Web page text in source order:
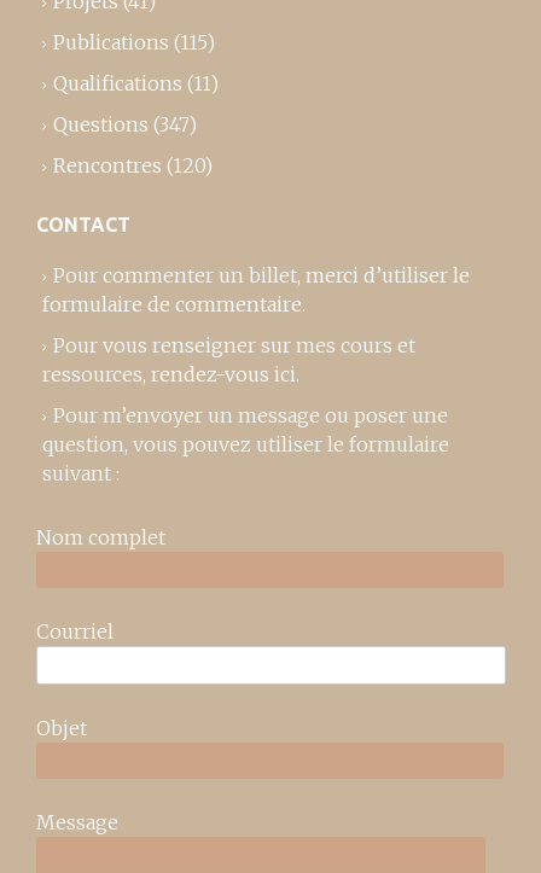
Publications (115)
Qualifications (11)
Questions (347)
Rencontres (120)
CONTACT
Pour commenter un billet, merci d’utiliser le
formulaire de commentaire.
Pour vous renseigner sur mes cours et
ressources, rendez-vous ici.
Pour m’envoyer un message ou poser une
question, vous pouvez utiliser le formulaire
suivant :
Nom complet
Courriel
Objet
Message